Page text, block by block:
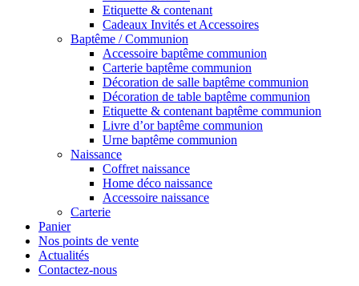
Etiquette & contenant
Cadeaux Invités et Accessoires
Baptême / Communion
Accessoire baptême communion
Carterie baptême communion
Décoration de salle baptême communion
Décoration de table baptême communion
Etiquette & contenant baptême communion
Livre d’or baptême communion
Urne baptême communion
Naissance
Coffret naissance
Home déco naissance
Accessoire naissance
Carterie
Panier
Nos points de vente
Actualités
Contactez-nous